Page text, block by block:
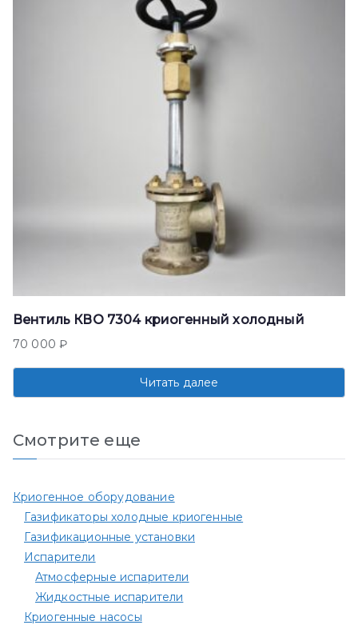
Вентиль КВО 7304 криогенный холодный
70 000₽
Читать далее
Смотрите еще
Криогенное оборудование
Газификаторы холодные криогенные
Газификационные установки
Испарители
Атмосферные испарители
Жидкостные испарители
Криогенные насосы